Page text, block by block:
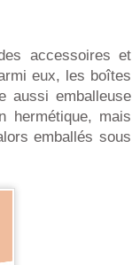
accessoires et
eux, les boîtes
aussi emballeuse
hermétique, mais
emballés sous